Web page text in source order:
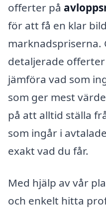
offerter på
för att få en klar
marknadspriserna.
detaljerade
jämföra vad som
som ger mest
på att alltid ställa
som ingår i
exakt vad du får.
Med hjälp av vår
och enkelt hitta